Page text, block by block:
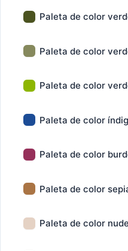
Paleta de color
Paleta de color
Paleta de color
Paleta de color
Paleta de color
Paleta de color
Paleta de color nude